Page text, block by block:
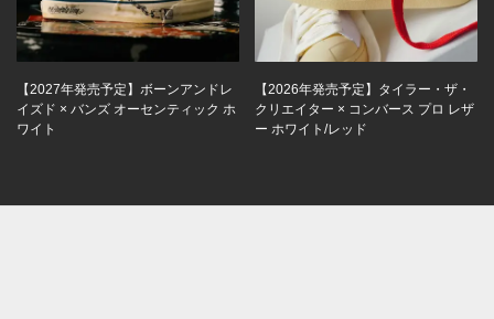
【2027年発売予定】ボーンアンドレ
イズド × バンズ オーセンティック ホ
ワイト
【2026年発売予定】タイラー・ザ・
クリエイター × コンバース プロ レザ
ー ホワイト/レッド